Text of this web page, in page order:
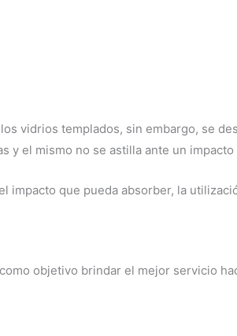
vidrios templados, sin embargo, se
y el mismo no se astilla ante un
impacto que pueda absorber, la
objetivo brindar el mejor servicio